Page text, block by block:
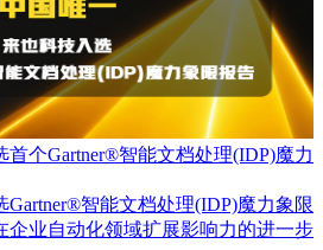
个Gartner®智能文档处理(IDP)魔力
智能文档处理(IDP)魔力象限
企业自动化领域扩展影响力的进一步